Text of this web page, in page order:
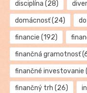
disciplína (28)
domácnosť(24)
financie (192)
finančná gramotnosť
finančné investovanie
finančný trh (26)